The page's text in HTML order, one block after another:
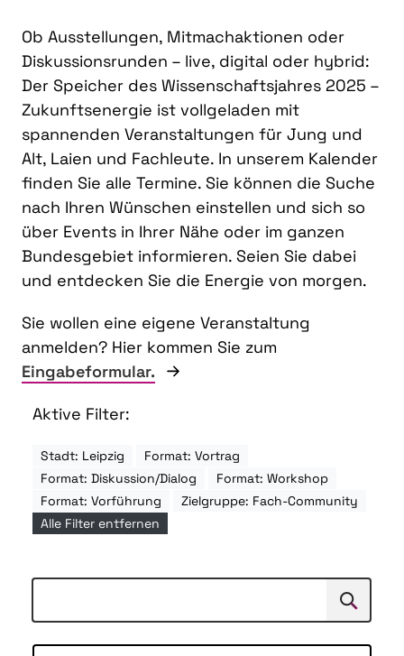
Ob Ausstellungen, Mitmachaktionen oder
Diskussionsrunden – live, digital oder hybrid:
Der Speicher des Wissenschaftsjahres 2025 –
Zukunftsenergie ist vollgeladen mit
spannenden Veranstaltungen für Jung und
Alt, Laien und Fachleute. In unserem Kalender
finden Sie alle Termine. Sie können die Suche
nach Ihren Wünschen einstellen und sich so
über Events in Ihrer Nähe oder im ganzen
Bundesgebiet informieren. Seien Sie dabei
und entdecken Sie die Energie von morgen.
Sie wollen eine eigene Veranstaltung
anmelden? Hier kommen Sie zum
Eingabeformular.
Aktive Filter:
Stadt: Leipzig
Format: Vortrag
Format: Diskussion/Dialog
Format: Workshop
Format: Vorführung
Zielgruppe: Fach-Community
Alle Filter entfernen
Suchen